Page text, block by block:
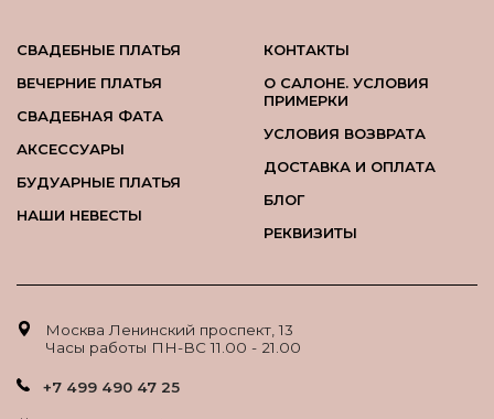
СВАДЕБНЫЕ ПЛАТЬЯ
ВЕЧЕРНИЕ ПЛАТЬЯ
СВАДЕБНАЯ ФАТА
АКСЕССУАРЫ
БУДУАРНЫЕ ПЛАТЬЯ
НАШИ НЕВЕСТЫ
КОНТАКТЫ
О САЛОНЕ. УСЛОВИЯ
ПРИМЕРКИ
УСЛОВИЯ ВОЗВРАТА
ДОСТАВКА И ОПЛАТА
БЛОГ
РЕКВИЗИТЫ
Москва Ленинский проспект, 13
Часы работы ПН-ВС 11.00 - 21.00
+7 499 490 47 25